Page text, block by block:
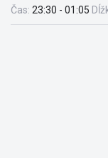
Čas: 23:30 - 01:05